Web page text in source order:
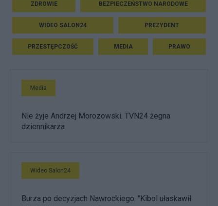
ZDROWIE BEZPIECZEŃSTWO NARODOWE
WIDEO SALON24 PREZYDENT
PRZESTĘPCZOŚĆ MEDIA PRAWO
Media
Nie żyje Andrzej Morozowski. TVN24 żegna
dziennikarza
Wideo Salon24
Burza po decyzjach Nawrockiego. "Kibol ułaskawił